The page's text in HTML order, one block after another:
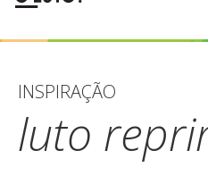
INSPIRAÇÃO
luto